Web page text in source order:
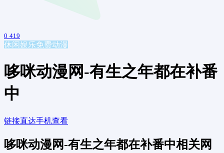
0 419
休闲娱乐免费动漫
哆咪动漫网-有生之年都在补番
中
链接直达手机查看
哆咪动漫网-有生之年都在补番中相关网